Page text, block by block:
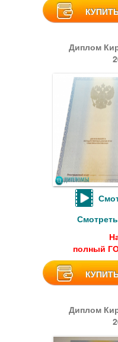
Диплом
полный
Диплом